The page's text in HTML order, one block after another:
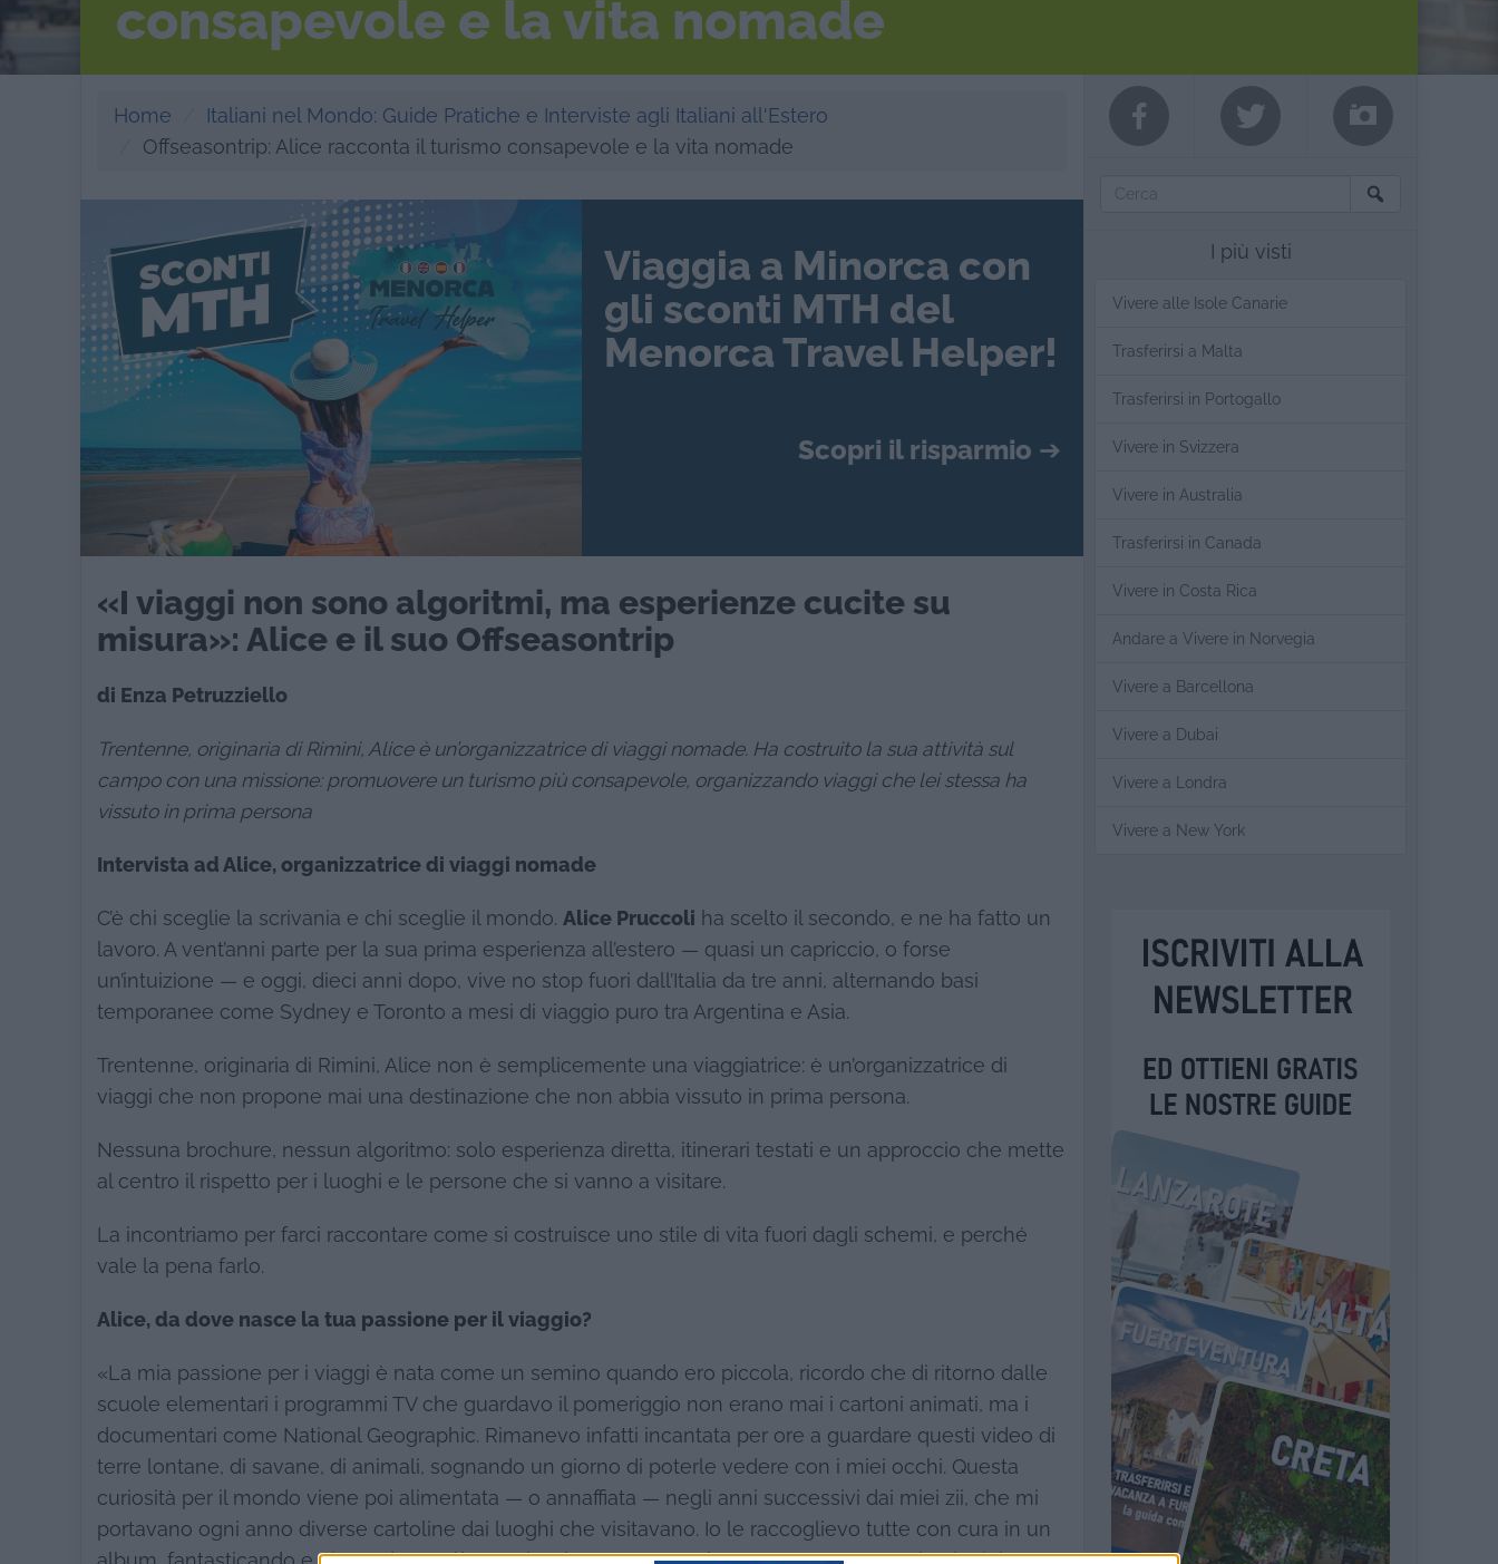
consapevole e la vita nomade
Home
Italiani nel Mondo: Guide Pratiche e Interviste agli Italiani all'Estero
Offseasontrip: Alice racconta il turismo consapevole e la vita nomade
Viaggia a Minorca con
gli sconti MTH del
Menorca Travel Helper!
Scopri il risparmio ➔
«I viaggi non sono algoritmi, ma esperienze cucite su
misura»: Alice e il suo Offseasontrip
di Enza Petruzziello
Trentenne, originaria di Rimini, Alice è un’organizzatrice di viaggi nomade. Ha costruito la sua attività sul
campo con una missione: promuovere un turismo più consapevole, organizzando viaggi che lei stessa ha
vissuto in prima persona
Intervista ad Alice, organizzatrice di viaggi nomade
C’è chi sceglie la scrivania e chi sceglie il mondo. Alice Pruccoli ha scelto il secondo, e ne ha fatto un
lavoro. A vent’anni parte per la sua prima esperienza all’estero — quasi un capriccio, o forse
un’intuizione — e oggi, dieci anni dopo, vive no stop fuori dall’Italia da tre anni, alternando basi
temporanee come Sydney e Toronto a mesi di viaggio puro tra Argentina e Asia.
Trentenne, originaria di Rimini, Alice non è semplicemente una viaggiatrice: è un’organizzatrice di
viaggi che non propone mai una destinazione che non abbia vissuto in prima persona.
Nessuna brochure, nessun algoritmo: solo esperienza diretta, itinerari testati e un approccio che mette
al centro il rispetto per i luoghi e le persone che si vanno a visitare.
La incontriamo per farci raccontare come si costruisce uno stile di vita fuori dagli schemi, e perché
vale la pena farlo.
Alice, da dove nasce la tua passione per il viaggio?
«La mia passione per i viaggi è nata come un semino quando ero piccola, ricordo che di ritorno dalle
scuole elementari i programmi TV che guardavo il pomeriggio non erano mai i cartoni animati, ma i
documentari come National Geographic. Rimanevo infatti incantata per ore a guardare questi video di
terre lontane, di savane, di animali, sognando un giorno di poterle vedere con i miei occhi. Questa
curiosità per il mondo viene poi alimentata — o annaffiata — negli anni successivi dai miei zii, che mi
portavano ogni anno diverse cartoline dai luoghi che visitavano. Io le raccoglievo tutte con cura in un
I più visti
Vivere alle Isole Canarie
Trasferirsi a Malta
Trasferirsi in Portogallo
Vivere in Svizzera
Vivere in Australia
Trasferirsi in Canada
Vivere in Costa Rica
Andare a Vivere in Norvegia
Vivere a Barcellona
Vivere a Dubai
Vivere a Londra
Vivere a New York